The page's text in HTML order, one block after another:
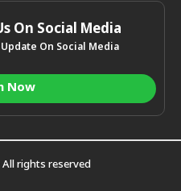
On Social Media
On Social Media
Now
rights reserved